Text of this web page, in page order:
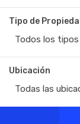
Tipo de
Todos los tipos
Ubicación
Todas las